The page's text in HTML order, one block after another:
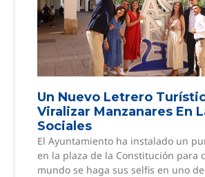
Un Nuevo Letrero
Viralizar Manzanares En
Sociales
El Ayuntamiento ha instalado un
en la plaza de la Constitución para
mundo se haga sus selfis en uno de